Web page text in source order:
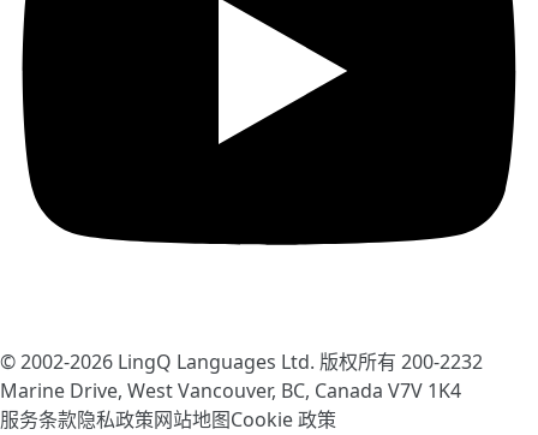
© 2002-2026 LingQ Languages Ltd. 版权所有 200-2232
Marine Drive, West Vancouver, BC, Canada V7V 1K4
服务条款隐私政策网站地图Cookie 政策